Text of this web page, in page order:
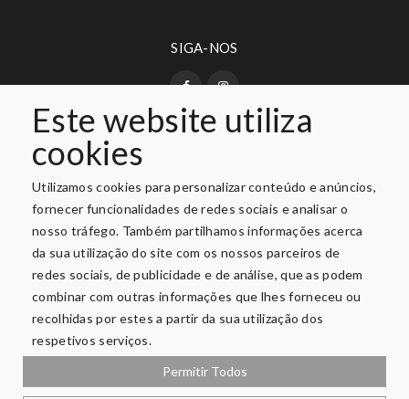
Este website utiliza
cookies
Utilizamos cookies para personalizar conteúdo e anúncios,
fornecer funcionalidades de redes sociais e analisar o
nosso tráfego. Também partilhamos informações acerca
da sua utilização do site com os nossos parceiros de
redes sociais, de publicidade e de análise, que as podem
combinar com outras informações que lhes forneceu ou
recolhidas por estes a partir da sua utilização dos
respetivos serviços.
Permitir Todos
SIGA-NOS
PAGAMENTO SEGURO
Privacidade e Segurança